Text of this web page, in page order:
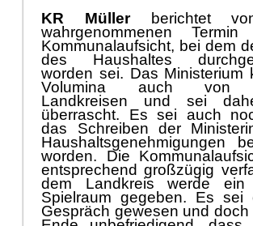
KR Mü llerberichtet
wahrgenommenen
Kommunalaufsicht, bei dem
des Haushaltes
worden sei. Das Ministerium
Volumina auch von
Landkreisen und sei
überrascht. Es sei auch
das Schreiben der
Haushaltsgenehmigungen
worden. Die
entsprechend großzügig
dem Landkreis werde ein
Spielraum gegeben. Es sei
Gespräch gewesen und doch